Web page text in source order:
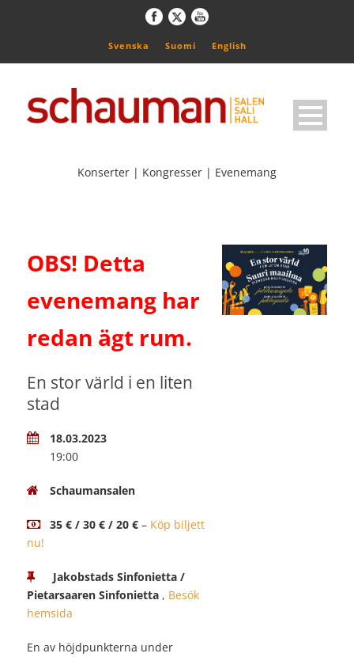
Svenska Suomi English
Konserter | Kongresser | Evenemang
OBS! Detta
evenemang har
redan ägt rum.
En stor värld i en liten
stad
18.03.2023
19:00
Schaumansalen
35 € / 30 € / 20 € – Köp biljett
nu!
Jakobstads Sinfonietta /
Pietarsaaren Sinfonietta , Besök
hemsida
En av höjdpunkterna under